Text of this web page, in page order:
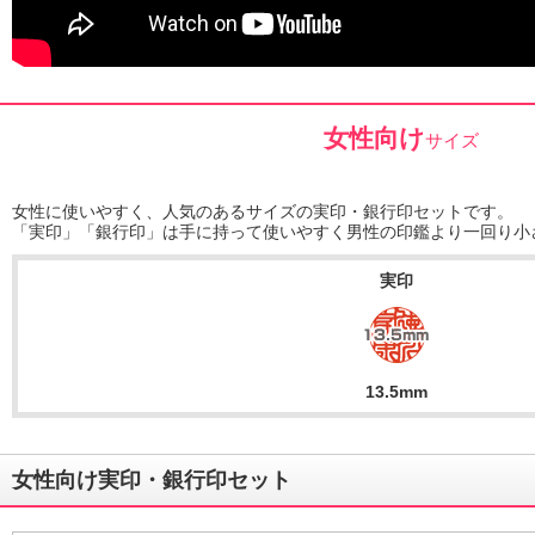
女性向けサイズ
女性に使いやすく、人気のあるサイズの実印・銀行印セットです。
「実印」「銀行印」は手に持って使いやすく男性の印鑑より一回り小
実印
13.5mm
女性向け実印・銀行印セット